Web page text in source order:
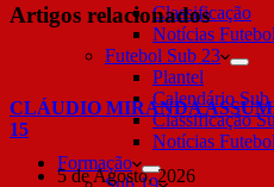
Classificação
Notícias
Futebol Sub 23
Plantel
Calendário Sub
Classificação
Notícias
Formação
Artigos relacionados
CLÁUDIO MIRANDA
15
5 de Agosto, 2026